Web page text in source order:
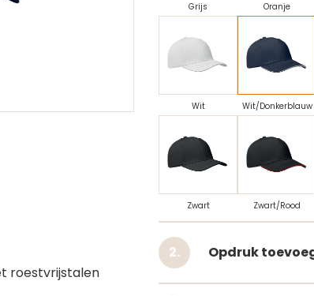
roestvrijstalen
Grijs Oranje
Wit Wit/Donkerblauw
Zwart Zwart/Rood
Opdruk